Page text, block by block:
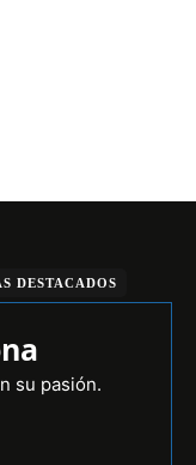
DESTACADOS
su pasión.